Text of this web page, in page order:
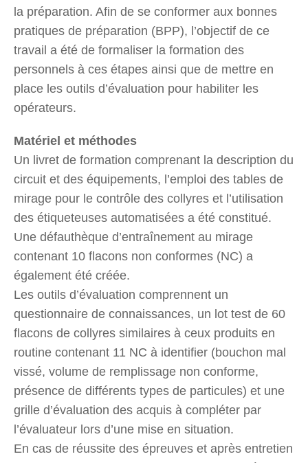
la préparation. Afin de se conformer aux bonnes
pratiques de préparation (BPP), l’objectif de ce
travail a été de formaliser la formation des
personnels à ces étapes ainsi que de mettre en
place les outils d’évaluation pour habiliter les
opérateurs.
Matériel et méthodes
Un livret de formation comprenant la description du
circuit et des équipements, l’emploi des tables de
mirage pour le contrôle des collyres et l’utilisation
des étiqueteuses automatisées a été constitué.
Une défauthèque d’entraînement au mirage
contenant 10 flacons non conformes (NC) a
également été créée.
Les outils d’évaluation comprennent un
questionnaire de connaissances, un lot test de 60
flacons de collyres similaires à ceux produits en
routine contenant 11 NC à identifier (bouchon mal
vissé, volume de remplissage non conforme,
présence de différents types de particules) et une
grille d’évaluation des acquis à compléter par
l’évaluateur lors d’une mise en situation.
En cas de réussite des épreuves et après entretien